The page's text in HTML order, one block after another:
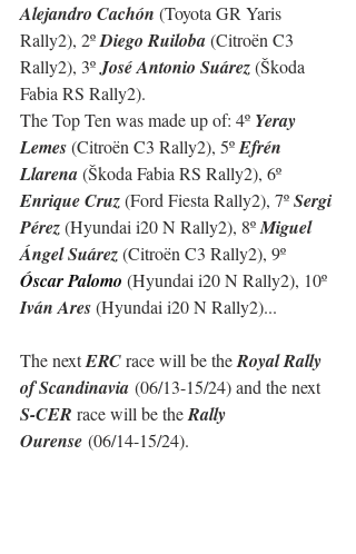
Alejandro Cachón (Toyota GR Yaris
Rally2), 2º Diego Ruiloba (Citroën C3
Rally2), 3º José Antonio Suárez (Škoda
Fabia RS Rally2).
The Top Ten was made up of: 4º Yeray
Lemes (Citroën C3 Rally2), 5º Efrén
Llarena (Škoda Fabia RS Rally2), 6º
Enrique Cruz (Ford Fiesta Rally2), 7º Sergi
Pérez (Hyundai i20 N Rally2), 8º Miguel
Ángel Suárez (Citroën C3 Rally2), 9º
Óscar Palomo (Hyundai i20 N Rally2), 10º
Iván Ares (Hyundai i20 N Rally2)...
The next ERC race will be the Royal Rally
of Scandinavia (06/13-15/24) and the next
S-CER race will be the Rally
Ourense (06/14-15/24).